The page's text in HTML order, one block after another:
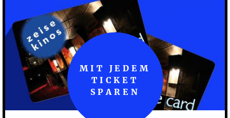
MIT JEDEM
TICKET
SPAREN